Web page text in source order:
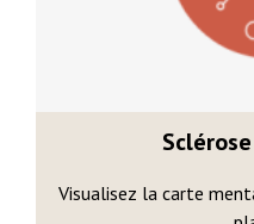
Visualisez la carte